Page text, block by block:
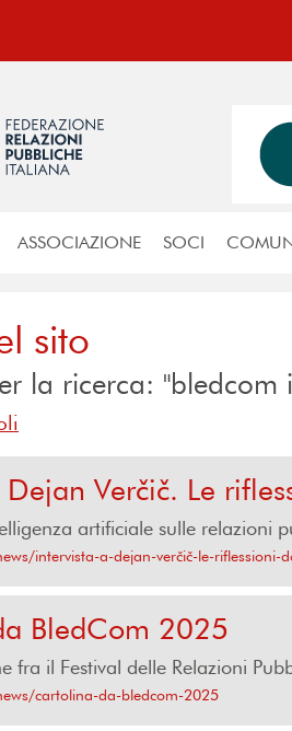
ASSOCIAZIONE SOCI
sito
la ricerca: "bledcom
Dejan Verčič. Le
artificiale sulle relazioni
intervista-a-dejan-verčič-le-riflessioni-
BledCom 2025
fra il Festival delle Relazioni
cartolina-da-bledcom-2025